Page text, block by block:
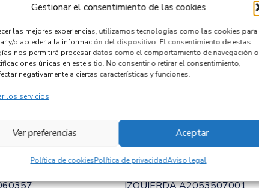
Gestionar el consentimiento de las cookies
las mejores experiencias, utilizamos tecnologías como las cookies para
y/o acceder a la información del dispositivo. El consentimiento de estas
nos permitirá procesar datos como el comportamiento de navegación o
únicas en este sitio. No consentir o retirar el consentimiento,
negativamente a ciertas características y funciones.
los servicios
Aceptar
Ver preferencias
Política de cookiesPolítica de privacidadAviso legal
Código cambio